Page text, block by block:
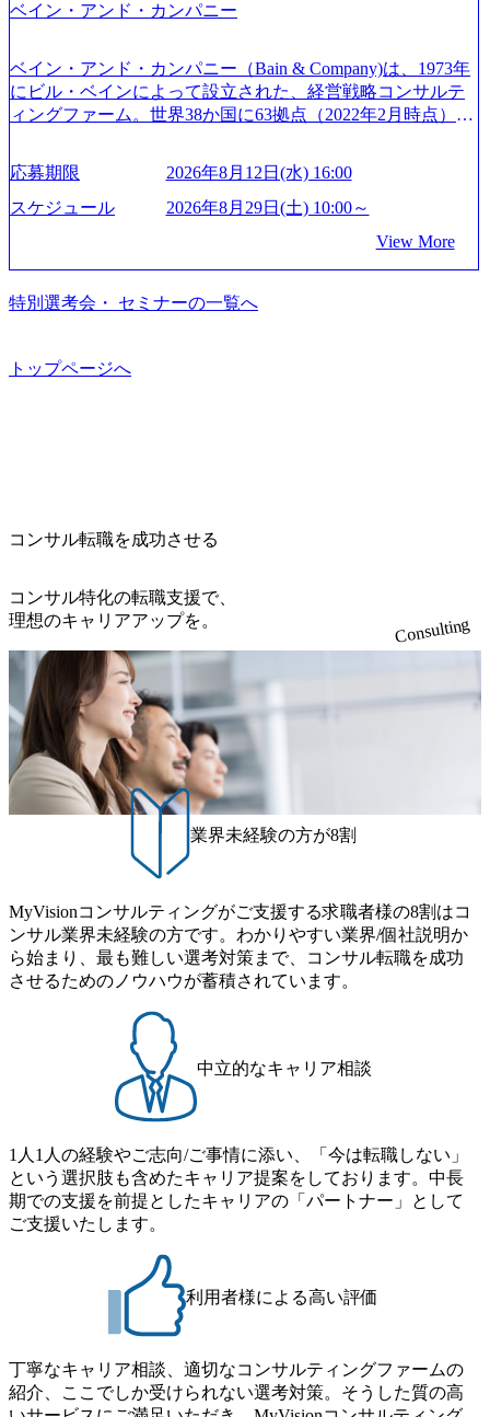
ションサーチになります。 ご経験やスキル、そして適性や
きます。 ※本求人はレバテック株式会社の雇用となりま
す。 ※案件によっては客先に出向いての作業も発生しま
す。 ＜ITコンサルタント＞ Webアプリケーション、SaaS系
模基幹システムにおける最上流のPoC(概念実証)支援から構
想策定、開発マネジメント支援までを一気通貫で担当して
います。 生成AIなどの最新技術とシステムを活用し、顧客
の業務革新と効率化の実現に貢献します。 ＜PL/PM＞ 顧客
の要望を深くヒアリングし、企画構想からアジャイル開発
による開発支援までを一気通貫で推進していただきます。
プロジェクト提案・推進の中核として、企画・要件定義か
流での現状分析、顧客ヒアリング、戦略策定、技術選定、
ルティング領域)から参画いただきます。 課題選定から顧客
だきます。 アジャイル開発を通じて顧客の要望や提案を柔
軟に取り入れながら改善サイクルを回すため、ご自身の提
案がサービスに直接反映されやすく、高い貢献度を実感で
きます。 ● 勤務地 東京都渋谷区渋谷3丁目6-7 渋谷金王タワ
ー 事業所内禁煙(入居する施設に喫煙専用室あり) ・就業規
則により就業時間内の喫煙を全面的に禁止 ・禁煙サポート
制度あり オンライン ● 必須要件 以下いずれかのご経験をお
持ちの方 ・システム・ソフトウェア開発経験3年以上 ・要
件定義～基本設計など上流経験2年以上 ・PMO経験2年以上
● 歓迎要件 ・要件定義から詳細設計までのいずれかの上流
工程の経験 ・サブリーダー以上のマネジメント経験 ・お客
様との折衝経験、交渉経験 ・組織課題に対して主体的に業
務改善に取り組まれたご経験 ・アジャイル/スクラムへの興
で主体的に動ける方 ・年齢にこだわらず、アドバイスを素
直に受け取れる方 ・推進力のある方
する「保安ネット」を構築。省庁DXの先進事例を実現 (http
ry-safety-network)（公共サービス） カルビー：SAP HANAの
導入で基幹システムを刷新 (https://www.accenture.com/jp-ja/ca
se-studies/consumer-goods-services/calbee)（消費財・サービ
る 日本では2.3万人以上の従業員を擁しており(会計系BIG4
を上回る規模感)、営業利益率も約15％と驚異的な数字とな
を遂げていることから、今後も高い成長が見込まれる 多く
の技術者を抱えており、アビームコンサルティングに続い
て日本国内2番目にSAP認定コンサルタント制度の有資格者
数が多く、特にIT領域に強みを持つ グローバルのポジショ
ーケットプレイス」が存在し、本ツールを活用で上司の引
職率も21.8%（2023年12月時点）とフレキシブルな働き方を
③12時開始 2026年8月10日(月) 16:00 各回50分程度を想定 オ
ンライン 書類選考通過者
定コンサルタント資格を取得している また、日本国内企業
資格も保有、さまざまな業界・業種でのプロジェクト実績
と蓄積されたノウハウを基に独自の方法論やテンプレート
を開発し、それらを活用してお客様に最適なSAPコンサル
ティングサービスを提供する https://storage.googleapis.com/our
96dc8f2-7d54-42b9-a7ae-8c532c52d3d8_1200x678.webp アビー
ムコンサルティング会社資料 (https://www.abeam.com/content/
dam/abeam/jp/ja/about/company/ABeamConsultingCompanyProfil
e_jpn_4.pdf) 『SAP AWARD OF EXCELLENCE 2024』にお
ルティング、社員の健康改善を支援 食事・睡眠など可視
w.businessinsider.jp/post-283587) アサヒグループホールディン
ンサルティング会社となり、今後も成長性が大きくみられ
社時に10日間の間みっちりとコンサルの基礎を支援)を魅力
に感じ、他Big4ではなくアビームを選ぶ方も多数 アビーム
といえばSAPをはじめとしたシステム、とイメージされる
こともあるが実態としては経営戦略策定や新規事業立案な
どのトップラインを上げるための戦略案件も多く存在 特に
スポーツ&エンターテイメント領域ではBig4に先んじて注力
し、業界内で大きな存在感を誇る 社員の多様化する生活ス
タイルやライフイベントに対応した働きやすい職場環境を
実現するため、さまざまなサポート制度を導入している 多
文化理解や女性の活躍推進などの取り組み、また、フレッ
クス制度やフリーロケーション制度、フルリモート制度な
どの多様な働き方をサポートする制度が整備されている 202
6年8月23日(日) 9:00～18:00終了 2026年8月12日(水) 16:00 202
6年8月23日(日)にSustainable SCM SU 1day選考会を開催いた
します。 当SUは「GlobalでのSCM構築」や「物流・調達コ
ストの構造改革」といった伝統的なテーマに留まらずクラ
イアントがこれから取組むべき「グリーントランスフォー
った社会課題やテーマに対して、グローバル知見と最新の
事例などを基に企業の構造改革と社会価値の創造の取り組
みを行うプロフェッショナルチームです。 今回1day選考対
象となるポジションは下記となります。 ・コンサルタント
(調達改革・設備O&M)【SCS SU】 ・コンサルタント(ECM/
流改革/需給プロセス改革)【SSC SU】 ・SCM/ECMデータ・
プロセス分析・AI活用_Sustainable SCM Strategy Unit(Strategy
Consultant職)≪東京・大阪≫ ・コンサルタント(SCS SUオー
プンポジション)【SCS SU】 ※当日は全体での会社説明な
どはなく、個別選考のみの実施を予定しています ※1名あた
りの拘束時間は1時間～最大2時間半程度を想定しています
※1次面接と最終面接の間をなるべく空けないよう調整して
おりますが、調整が叶わないケースもございます オンライ
ン 書類選考通過者
ベイン・アンド・カンパニー
ベイン・アンド・カンパニー（Bain & Company)は、1973年
にビル・ベインによって設立された、経営戦略コンサルテ
ィングファーム。世界38か国に63拠点（2022年2月時点）、
アントにお届けするのは単なるレポートではなく、『結
果』である。」この原則のもと、ベインは1973年に創業さ
れた。クライアントが不確かな未来の中、競争に勝てるよ
に、提言を具体的な行動に落とし込んでいる。 徹底した
「結果主義」を標榜。クライアントのフルポテンシャル実
現を目標に、具体的に目に見える成果を出すことを信条と
（真北）という言葉がよくつかわれる。針が少し東に傾い
外オフィスへのトランスファー制度などが充実している。
東京オフィスに来るグローバルメンバーも多く、グローバ
れており、これまで多くのNPO・NGOなどの非営利団体に
無償でコンサルティングを提供している。 2026年8月29日
(土) の対面Kick-offイベントを皮切りに1か月程度のプログラ
ム ※初回プログラム : 8月29日(土)10:00～13:30 2026年8月12
日(水) 16:00 Bain & Company Tokyoでは、「Tokyo Be Bold Pr
ogram (女性候補者向け選考支援プログラム)」を実施いたし
ます。クライアントに斬新なソリューションを提供し、複
雑な経営課題を解決するために、チームのダイバーシティ
は欠かせません。是非、ユニークな視点と高い志を持つ女
性の皆様に多数ご参画頂きたいと考え、プログラムを開催
性はどのように活躍をしているのか」、「ケース面接の経
験がなく対策の仕方が知りたい」などのお声をたくさんい
食事などのカジュアルな交流、実際のプロジェクトのケー
ススタディ、1対1の模擬面接等、複数のセッションを約1か
月の期間に渡り行い、選考にご参加いただきます。コンサ
ルタント未経験の方でも、戦略コンサルタントの具体的な
仕事内容からお話をさせていただきますので、戦略コンサ
ルティングにご興味をお持ちの方は、この機会にぜひご応
にはWebテストを8月20日までに受験いただきます ・8月21
日までにプログラム参加者をご案内します ・初回プログラ
ム : 8月29日(土)10:00～13:30 @ベイン東京オフィス(六本木)
・プログラム期間中はコンサルタントとの食事会、プロジ
ェクトのご紹介、ケースワークショップなどを実施します
・10月17日(土)開催の選考会にて採用面接を実施する予定で
す ※ご都合が合わない方は別途調整いたします 初回プロ
ラインまたはオフラインの実施 ※東京オフィスのみのご応
募となります。他オフィス希望を含めたご応募はお受けい
たしかねますのでご了承ください ● フルタイムでの職務経
歴を2年以上お持ちの方で、東京オフィスのコンサルタント
ポジションに応募意思がある方 ● 英語・日本語ともにビジ
ネスレベルの方 ※日本語が母国語でない方は日本語能力
試験N1またはそれ相当の上級レベルの日本語力(会話・読解
応募期限
2026年8月12日(水) 16:00
スケジュール
2026年8月29日(土) 10:00～
View More
特別選考会・ セミナーの一覧へ
トップページへ
コンサル転職を成功させる
コンサル特化の転職支援で、
理想のキャリアアップを。
Consulting
業界未経験の方が8割
MyVisionコンサルティングがご支援する求職者様の8割はコ
ンサル業界未経験の方です。わかりやすい業界/個社説明か
ら始まり、最も難しい選考対策まで、コンサル転職を成功
させるためのノウハウが蓄積されています。
中立的なキャリア相談
1人1人の経験やご志向/ご事情に添い、「今は転職しない」
という選択肢も含めたキャリア提案をしております。中長
期での支援を前提としたキャリアの「パートナー」として
ご支援いたします。
利用者様による高い評価
丁寧なキャリア相談、適切なコンサルティングファームの
紹介、ここでしか受けられない選考対策。そうした質の高